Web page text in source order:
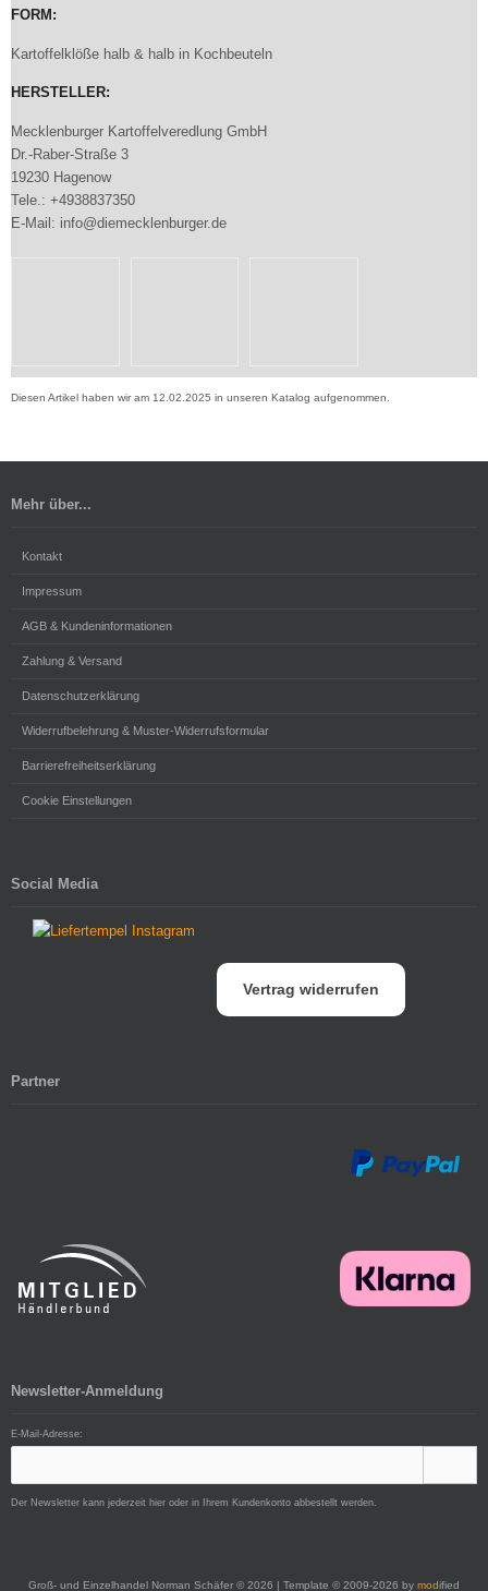
FORM:
Kartoffelklöße halb & halb in Kochbeuteln
HERSTELLER:
Mecklenburger Kartoffelveredlung GmbH
Dr.-Raber-Straße 3
19230 Hagenow
Tele.: +4938837350
E-Mail: info@diemecklenburger.de
Diesen Artikel haben wir am 12.02.2025 in unseren Katalog aufgenommen.
Mehr über...
Kontakt
Impressum
AGB & Kundeninformationen
Zahlung & Versand
Datenschutzerklärung
Widerrufbelehrung & Muster-Widerrufsformular
Barrierefreiheitserklärung
Cookie Einstellungen
Social Media
Vertrag widerrufen
Partner
Newsletter-Anmeldung
E-Mail-Adresse:
Der Newsletter kann jederzeit hier oder in Ihrem Kundenkonto abbestellt werden.
Groß- und Einzelhandel Norman Schäfer © 2026 | Template © 2009-2026 by modified